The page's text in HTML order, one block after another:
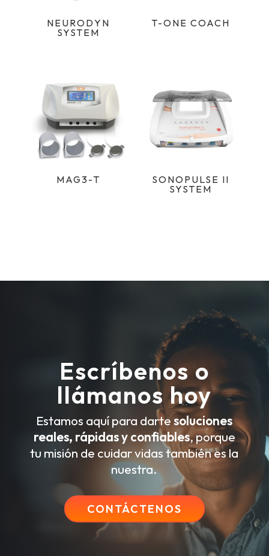
NEURODYN
SYSTEM
T-ONE COACH
MAG3-T
SONOPULSE II
SYSTEM
Escríbenos o
llámanos hoy
Estamos aquí para dartesoluciones
reales, rápidas y confiables, porque
tu misión de cuidar vidas también es la
nuestra.
CONTÁCTENOS